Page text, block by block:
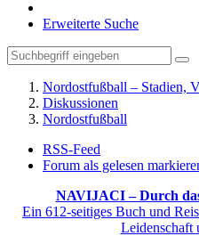
Erweiterte Suche
Nordostfußball – Stadien,
Diskussionen
Nordostfußball
RSS-Feed
Forum als gelesen
NAVIJACI – Durch
Ein 612-seitiges Buch und
Leidenschaft